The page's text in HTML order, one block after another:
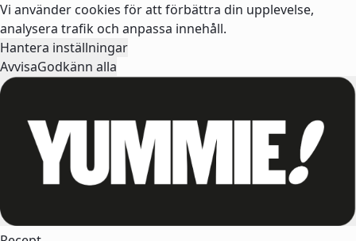
Vi använder cookies för att förbättra din upplevelse,
analysera trafik och anpassa innehåll.
Hantera inställningar
AvvisaGodkänn alla